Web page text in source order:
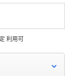
利用可